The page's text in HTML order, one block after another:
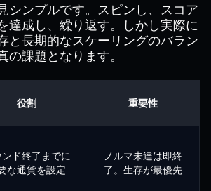
シンプルです。スピンし、スコア
達成し、繰り返す。しかし実際に
と長期的なスケーリングのバラン
の課題となります。
役割 重要性
ンド終了までに
な通貨を設定
ノルマ未達は即終
了。生存が最優先